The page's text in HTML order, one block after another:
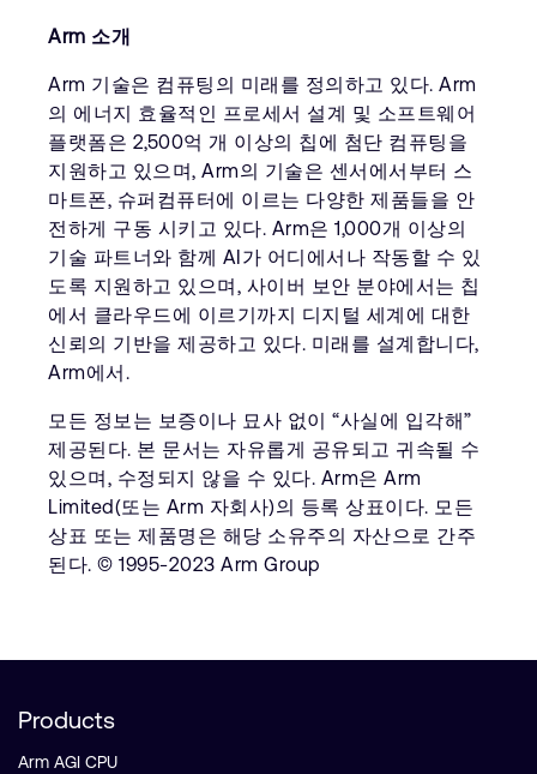
Arm 소개
Arm 기술은 컴퓨팅의 미래를 정의하고 있다. Arm
의 에너지 효율적인 프로세서 설계 및 소프트웨어
플랫폼은 2,500억 개 이상의 칩에 첨단 컴퓨팅을
지원하고 있으며, Arm의 기술은 센서에서부터 스
마트폰, 슈퍼컴퓨터에 이르는 다양한 제품들을 안
전하게 구동 시키고 있다. Arm은 1,000개 이상의
기술 파트너와 함께 AI가 어디에서나 작동할 수 있
도록 지원하고 있으며, 사이버 보안 분야에서는 칩
에서 클라우드에 이르기까지 디지털 세계에 대한
신뢰의 기반을 제공하고 있다. 미래를 설계합니다,
Arm에서.
모든 정보는 보증이나 묘사 없이 “사실에 입각해”
제공된다. 본 문서는 자유롭게 공유되고 귀속될 수
있으며, 수정되지 않을 수 있다. Arm은 Arm
Limited(또는 Arm 자회사)의 등록 상표이다. 모든
상표 또는 제품명은 해당 소유주의 자산으로 간주
된다. © 1995-2023 Arm Group
Products
Arm AGI CPU